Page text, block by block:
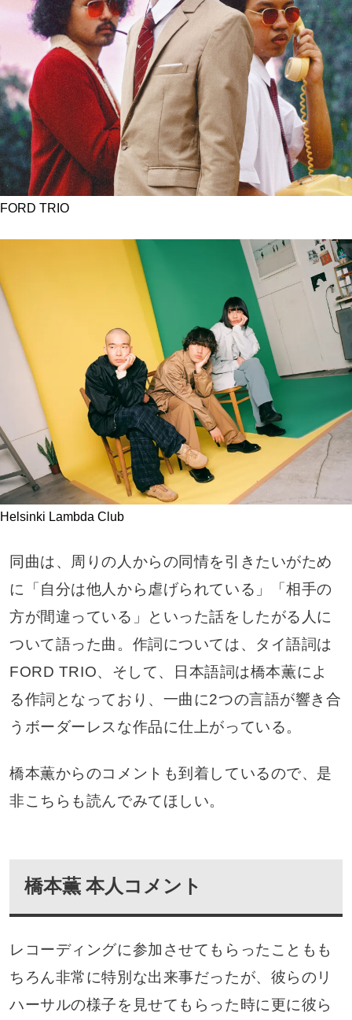
FORD TRIO
Helsinki Lambda Club
同曲は、周りの人からの同情を引きたいがため
に「自分は他人から虐げられている」「相手の
方が間違っている」といった話をしたがる人に
ついて語った曲。作詞については、タイ語詞は
FORD TRIO、そして、日本語詞は橋本薫によ
る作詞となっており、一曲に2つの言語が響き合
うボーダーレスな作品に仕上がっている。
橋本薫からのコメントも到着しているので、是
非こちらも読んでみてほしい。
橋本薫 本人コメント
レコーディングに参加させてもらったこともも
ちろん非常に特別な出来事だったが、彼らのリ
ハーサルの様子を見せてもらった時に更に彼ら